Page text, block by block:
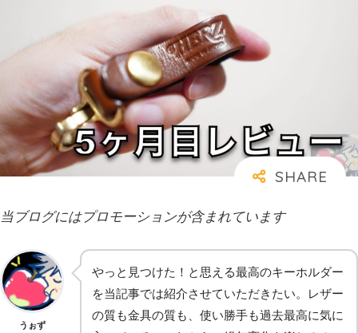
当ブログにはプロモーションが含まれています
うぉず
やっと見つけた！と思える最高のキーホルダー
を当記事では紹介させていただきたい。レザー
の質も金具の質も、使い勝手も過去最高に気に